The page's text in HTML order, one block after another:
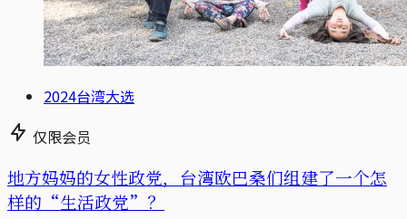
2024台湾大选
仅限会员
地方妈妈的女性政党，台湾欧巴桑们组建了一个怎
样的“生活政党”？